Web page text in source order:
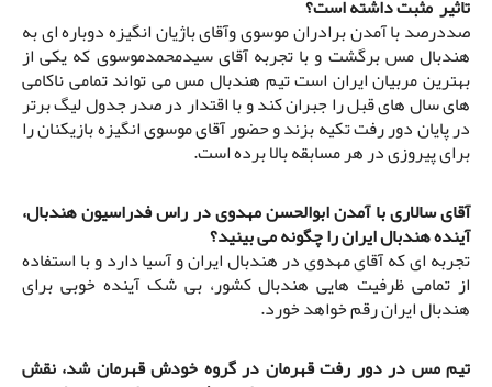
تاثیر مثبت داشته است؟
صددرصد با آمدن برادران موسوی وآقای باژیان انگیزه دوباره ای به
هندبال مس برگشت و با تجربه آقای سیدمحمدموسوی که یکی از
بهترین مربیان ایران است تیم هندبال مس می تواند تمامی ناکامی
های سال های قبل را جبران کند و با اقتدار در صدر جدول لیگ برتر
در پایان دور رفت تکیه بزند و حضور آقای موسوی انگیزه بازیکنان را
برای پیروزی در هر مسابقه بالا برده است.
آقای سالاری با آمدن ابوالحسن مهدوی در راس فدراسیون هندبال،
آینده هندبال ایران را چگونه می بینید؟
تجربه ای که آقای مهدوی در هندبال ایران و آسیا دارد و با استفاده
از تمامی ظرفیت هایی هندبال کشور، بی شک آینده خوبی برای
هندبال ایران رقم خواهد خورد.
تیم مس در دور رفت قهرمان در گروه خودش قهرمان شد، نقش